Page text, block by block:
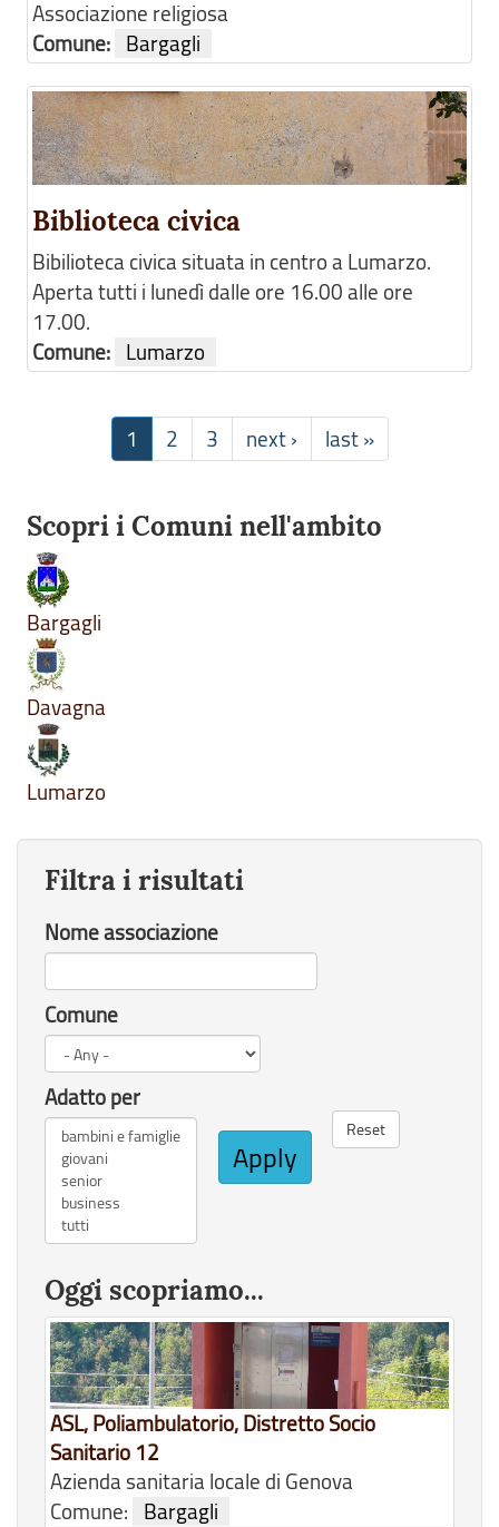
Associazione religiosa
Comune: Bargagli
Biblioteca civica
Bibilioteca civica situata in centro a Lumarzo.
Aperta tutti i lunedì dalle ore 16.00 alle ore
17.00.
Comune: Lumarzo
1 2 3 next › last »
Scopri i Comuni nell'ambito
Bargagli
Davagna
Lumarzo
Filtra i risultati
Nome associazione
Comune
Adatto per
Apply
Reset
Oggi scopriamo...
ASL, Poliambulatorio, Distretto Socio
Sanitario 12
Azienda sanitaria locale di Genova
Comune:
Bargagli